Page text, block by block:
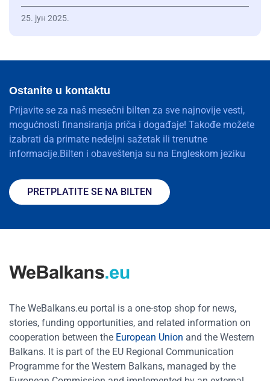
25. јун 2025.
Ostanite u kontaktu
Prijavite se za naš mesečni bilten za sve najnovije vesti,
mogućnosti finansiranja priča i događaje! Takođe možete
izabrati da primate nedeljni sažetak ili trenutne
informacije.Bilten i obaveštenja su na Engleskom jeziku
PRETPLATITE SE NA BILTEN
The WeBalkans.eu portal is a one-stop shop for news,
stories, funding opportunities, and related information on
cooperation between the European Union and the Western
Balkans. It is part of the EU Regional Communication
Programme for the Western Balkans, managed by the